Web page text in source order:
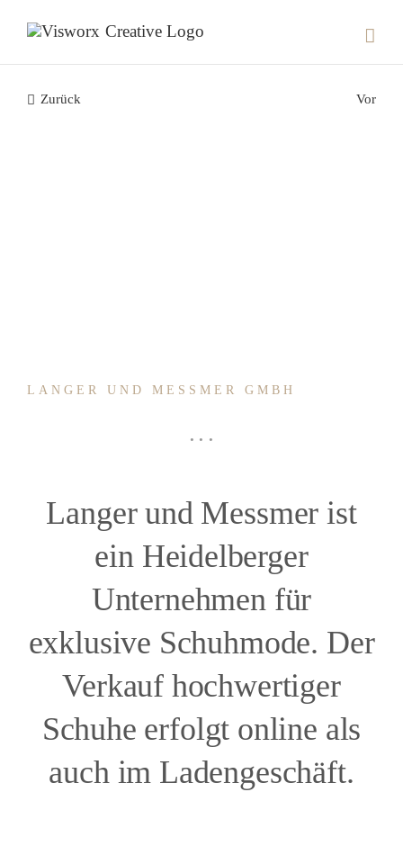
content
Zurück Vor
LANGER UND MESSMER GMBH
. . .
Langer und Messmer ist
ein Heidelberger
Unternehmen für
exklusive Schuhmode. Der
Verkauf hochwertiger
Schuhe erfolgt online als
auch im Ladengeschäft.